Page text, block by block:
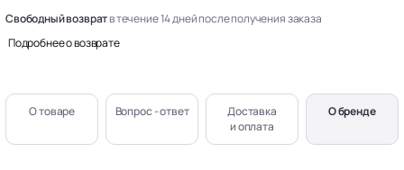
Свободный возвратв течение 14 дней после получения заказа
Подробнее о возврате
О товаре Вопрос - ответ
Доставка
и оплата
О бренде